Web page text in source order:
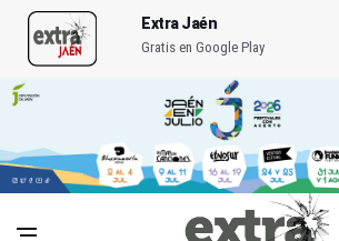
Extra Jaén
Gratis en Google Play